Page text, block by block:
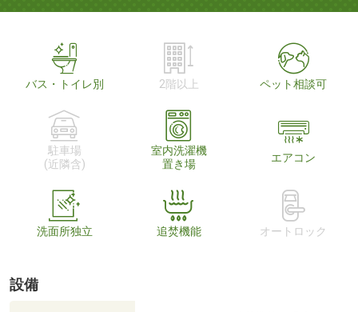
バス・トイレ別 2階以上 ペット相談可
駐車場
(近隣含)
室内洗濯機
置き場
エアコン
洗面所独立 追焚機能 オートロック
設備